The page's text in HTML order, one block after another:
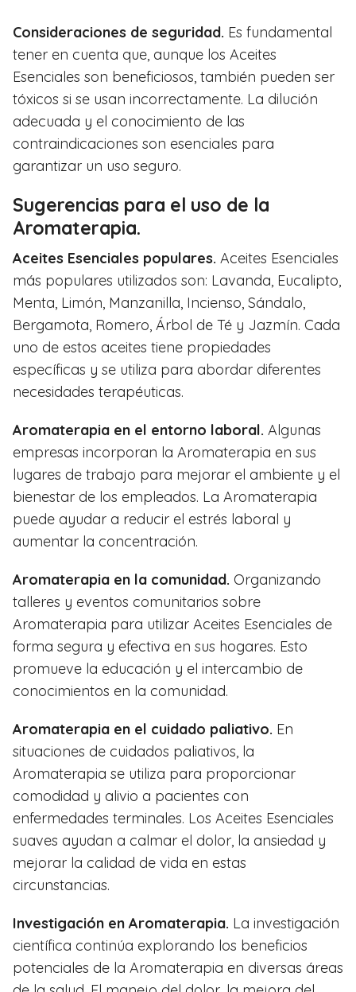
Consideraciones de seguridad. Es fundamental
tener en cuenta que, aunque los Aceites
Esenciales son beneficiosos, también pueden ser
tóxicos si se usan incorrectamente. La dilución
adecuada y el conocimiento de las
contraindicaciones son esenciales para
garantizar un uso seguro.
Sugerencias para el uso de la
Aromaterapia.
Aceites Esenciales populares. Aceites Esenciales
más populares utilizados son: Lavanda, Eucalipto,
Menta, Limón, Manzanilla, Incienso, Sándalo,
Bergamota, Romero, Árbol de Té y Jazmín. Cada
uno de estos aceites tiene propiedades
específicas y se utiliza para abordar diferentes
necesidades terapéuticas.
Aromaterapia en el entorno laboral. Algunas
empresas incorporan la Aromaterapia en sus
lugares de trabajo para mejorar el ambiente y el
bienestar de los empleados. La Aromaterapia
puede ayudar a reducir el estrés laboral y
aumentar la concentración.
Aromaterapia en la comunidad. Organizando
talleres y eventos comunitarios sobre
Aromaterapia para utilizar Aceites Esenciales de
forma segura y efectiva en sus hogares. Esto
promueve la educación y el intercambio de
conocimientos en la comunidad.
Aromaterapia en el cuidado paliativo. En
situaciones de cuidados paliativos, la
Aromaterapia se utiliza para proporcionar
comodidad y alivio a pacientes con
enfermedades terminales. Los Aceites Esenciales
suaves ayudan a calmar el dolor, la ansiedad y
mejorar la calidad de vida en estas
circunstancias.
Investigación en Aromaterapia. La investigación
científica continúa explorando los beneficios
potenciales de la Aromaterapia en diversas áreas